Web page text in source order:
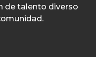
de talento diverso